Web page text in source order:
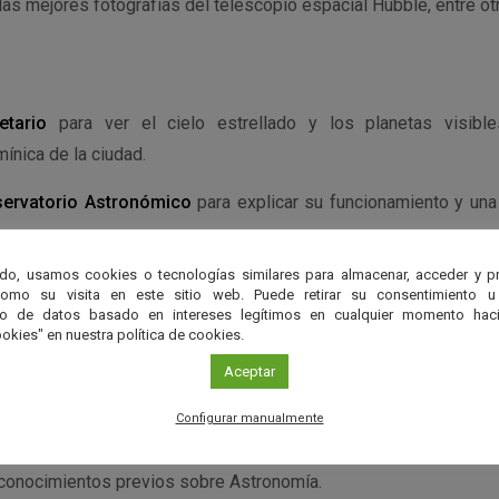
mejores fotografías del telescopio espacial Hubble, entre
para ver el cielo estrellado y los planetas
de la ciudad.
Astronómico para explicar su funcionamiento y
cielo a simple vista, con prismáticos y a través de
través de cámara CCD que permite una visión colectiva
imagen. O bien,charla-coloquio
sobre la vida de las
previos sobre Astronomía.
usamos cookies o tecnologías similares para almacenar, acceder y
su visita en este sitio web. Puede retirar su consentimiento u
de datos basado en intereses legítimos en cualquier momento
en nuestra política de cookies.
Aceptar
Configurar manualmente